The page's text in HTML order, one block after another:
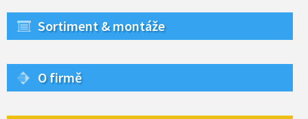
Sortiment & montáže
O firmě